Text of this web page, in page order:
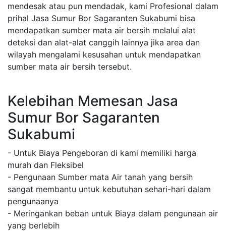
mendesak atau pun mendadak, kami Profesional dalam
prihal Jasa Sumur Bor Sagaranten Sukabumi bisa
mendapatkan sumber mata air bersih melalui alat
deteksi dan alat-alat canggih lainnya jika area dan
wilayah mengalami kesusahan untuk mendapatkan
sumber mata air bersih tersebut.
Kelebihan Memesan Jasa
Sumur Bor Sagaranten
Sukabumi
- Untuk Biaya Pengeboran di kami memiliki harga
murah dan Fleksibel
- Pengunaan Sumber mata Air tanah yang bersih
sangat membantu untuk kebutuhan sehari-hari dalam
pengunaanya
- Meringankan beban untuk Biaya dalam pengunaan air
yang berlebih